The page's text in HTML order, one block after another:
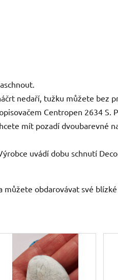
nedaří, tužku můžete bez
Centropen 2634 S.
mít pozadí dvoubarevné
uvádí dobu schnutí
obdarovávat své